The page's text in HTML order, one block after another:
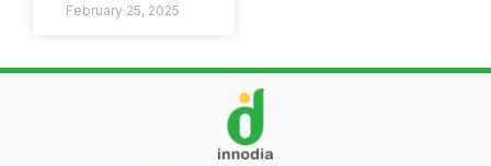
February 25, 2025